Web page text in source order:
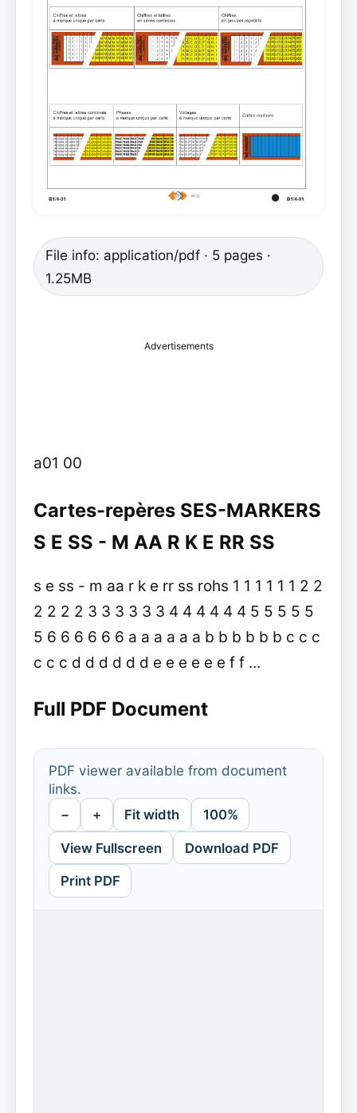
File info: application/pdf · 5 pages ·
1.25MB
Advertisements
a01 00
Cartes-repères SES-MARKERS
S E SS - M AA R K E RR SS
s e ss - m aa r k e rr ss rohs 1 1 1 1 1 1 2 2
2 2 2 2 3 3 3 3 3 3 4 4 4 4 4 4 5 5 5 5 5
5 6 6 6 6 6 6 a a a a a a b b b b b b c c c
c c c d d d d d d e e e e e e f f ...
Full PDF Document
PDF viewer available from document
links.
− + Fit width 100%
View Fullscreen Download PDF
Print PDF